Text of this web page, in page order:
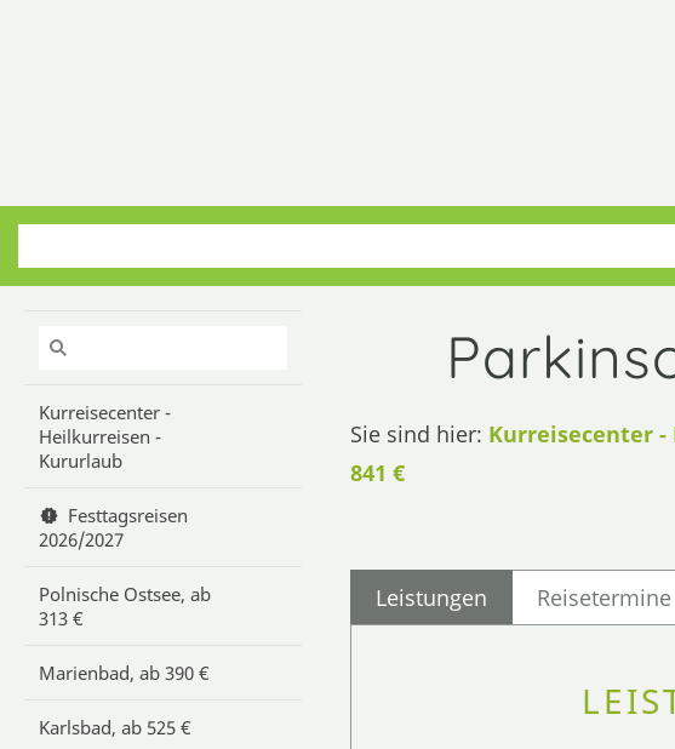
Kurreisecenter -
Heilkurreisen -
Kururlaub
Festtagsreisen
2026/2027
Polnische Ostsee, ab
313 €
Marienbad, ab 390 €
Karlsbad, ab 525 €
Sie sind hier: Kurreisecenter
841 €
Leistungen